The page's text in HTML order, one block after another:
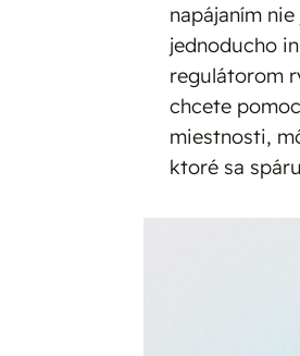
napájaním
jednoducho
regulátorom
chcete
miestnosti,
ktoré sa